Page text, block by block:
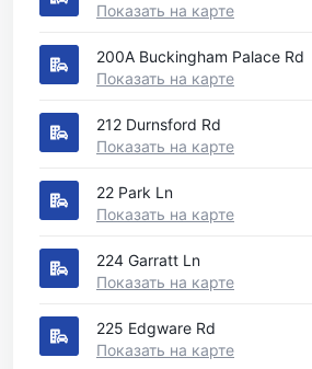
Показать на карте
200A Buckingham Palace Rd
Показать на карте
212 Durnsford Rd
Показать на карте
22 Park Ln
Показать на карте
224 Garratt Ln
Показать на карте
225 Edgware Rd
Показать на карте